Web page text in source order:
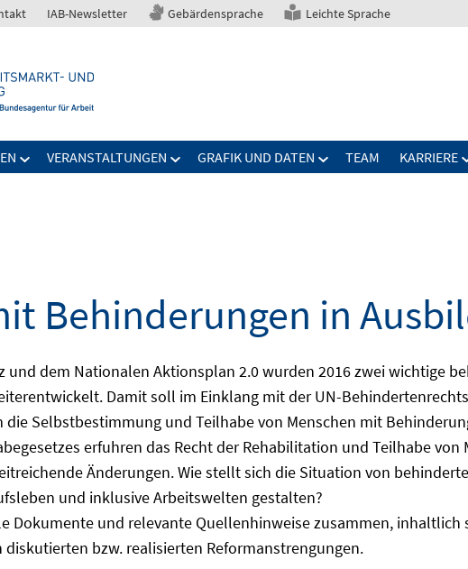
IAB-Newsletter Gebärdensprache Leichte Sprache
VERANSTALTUNGEN GRAFIK UND DATEN TEAM KARRIERE
Behinderungen in
und dem Nationalen Aktionsplan 2.0 wurden 2016 zwei wichtige
Damit soll im Einklang mit der UN-
Selbstbestimmung und Teilhabe von Menschen mit
erfuhren das Recht der Rehabilitation und Teilhabe
Änderungen. Wie stellt sich die Situation von
und inklusive Arbeitswelten gestalten?
Dokumente und relevante Quellenhinweise zusammen,
bzw. realisierten Reformanstrengungen.